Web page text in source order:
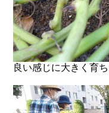
良い感じに大きく育